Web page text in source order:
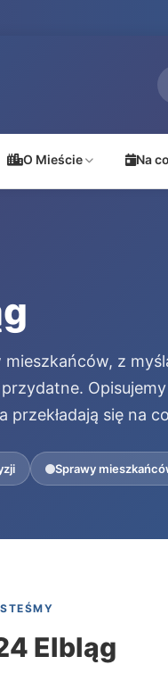
O Mieście Na
z
się na
Sprawy
Elbląg